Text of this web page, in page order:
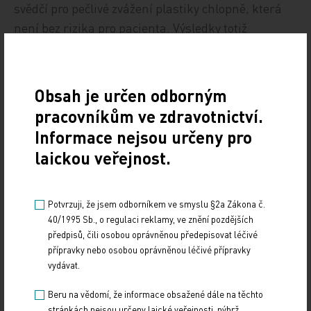
svědčí pro pečlivé zvážení plastiky chlopně, která
není bez rizika pro pacienta. Výsledky totiž
klinických výsledcích. Pacienti jsou nyní dále
sledováni a budoucnost ukáže, jak se bude vyvíjet
kardiovaskulární úmrtnost či vývoj chronického
srdečního selhání.
HDL cholesterol je považován za ochranný faktor
působící proti rozvoji aterosklerotických změn a
zvyšování kardiovaskulárního rizika. Perkins s
kolegy se zaměřili na souvislost
kardiovaskulárních příhod a efluxní kapacity HDL
Obsah je určen odborným
pracovníkům ve zdravotnictví.
Informace nejsou určeny pro
laickou veřejnost.
Potvrzuji, že jsem odborníkem ve smyslu §2a Zákona č.
40/1995 Sb., o regulaci reklamy, ve znění pozdějších
předpisů, čili osobou oprávněnou předepisovat léčivé
přípravky nebo osobou oprávněnou léčivé přípravky
vydávat.
Beru na vědomí, že informace obsažené dále na těchto